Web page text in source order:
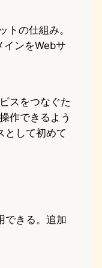
の仕組み。
インをWebサ
スをつなぐた
作できるよう
として初めて
できる。追加